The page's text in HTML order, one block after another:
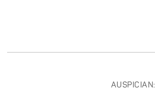
AUSPICIAN: